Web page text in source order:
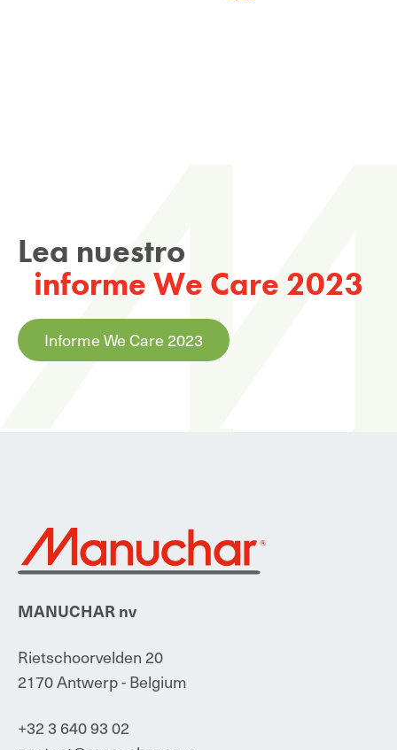
Lea nuestro
informe We Care 2023
Informe We Care 2023
MANUCHAR nv
Rietschoorvelden 20
2170 Antwerp - Belgium
+32 3 640 93 02